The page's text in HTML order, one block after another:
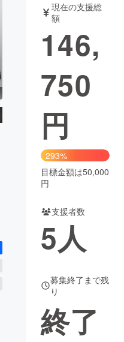
ト
書籍・雑誌
チャレンジ
CAMPFIRE Creation
ya コミュニティ
現在の支援総
額
146,
750
円
293%
目標金額は50,000
円
支援者数
5人
募集終了まで残
り
終了